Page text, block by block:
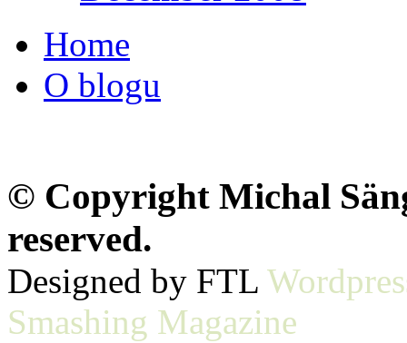
Home
O blogu
© Copyright Michal
reserved.
Designed by FTL
Smashing Magazine